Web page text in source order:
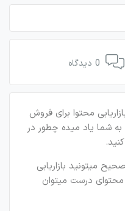
محتوا برای فروش
شما یاد میده چطور در
میتونید بازاریابی
درست میتوان